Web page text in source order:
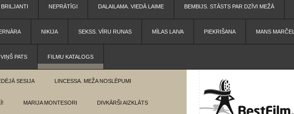
BRILJANTI NEPRĀTĪGI DALAILAMA. VIEDĀ LAIME BEMBIJS. STĀSTS PAR DZĪVI MEŽĀ
NIKIJA SEKSS. VĪRU RUNAS MĪLAS LAIVA PIEKRIŠANA MANS
PATS FILMU KATALOGS
SESIJA LINCESSA. MEŽA NOSLĒPUMI
MARIJA MONTESORI DIVKĀRŠI AIZKLĀTS